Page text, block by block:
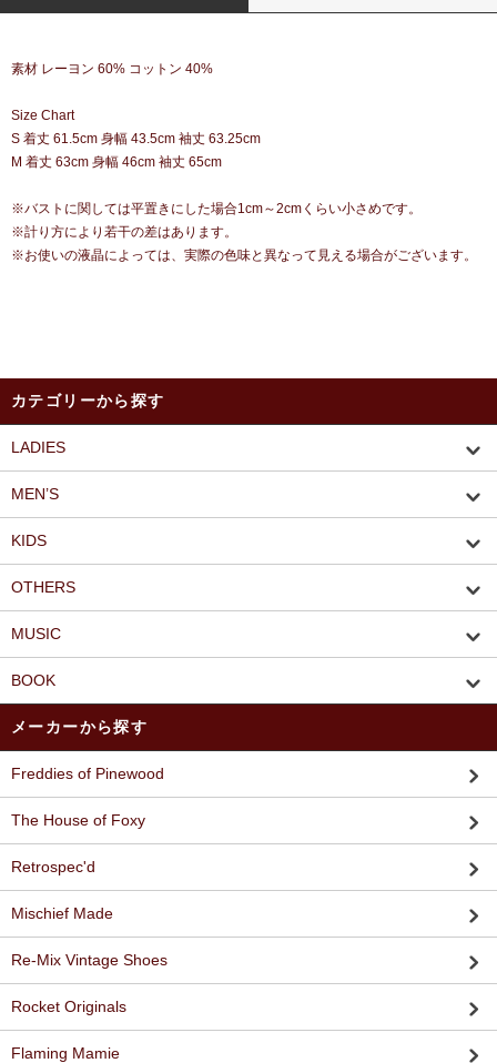
素材 レーヨン 60% コットン 40%
Size Chart
S 着丈 61.5cm 身幅 43.5cm 袖丈 63.25cm
M 着丈 63cm 身幅 46cm 袖丈 65cm
※バストに関しては平置きにした場合1cm～2cmくらい小さめです。
※計り方により若干の差はあります。
※お使いの液晶によっては、実際の色味と異なって見える場合がございます。
カテゴリーから探す
LADIES
MEN’S
KIDS
OTHERS
MUSIC
BOOK
メーカーから探す
Freddies of Pinewood
The House of Foxy
Retrospec'd
Mischief Made
Re-Mix Vintage Shoes
Rocket Originals
Flaming Mamie